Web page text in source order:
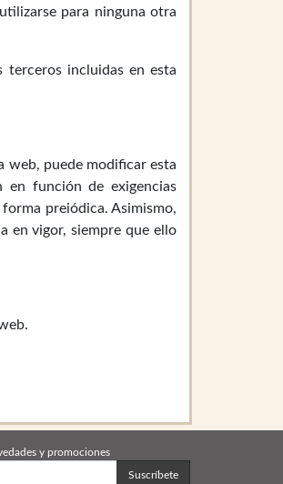
para ninguna otra
terceros incluidas en esta
web, puede modificar esta
en función de exigencias
preiódica. Asimismo,
en vigor, siempre que ello
y promociones
Suscríbete